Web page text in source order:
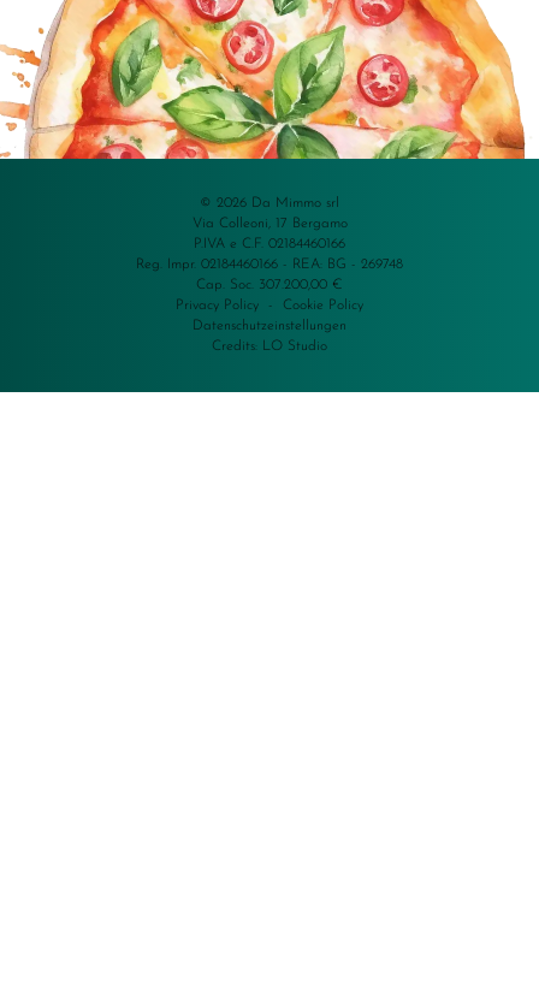
© 2026 Da Mimmo srl
Via Colleoni, 17 Bergamo
P.IVA e C.F. 02184460166
Reg. Impr. 02184460166 - REA: BG - 269748
Cap. Soc. 307.200,00 €
Privacy Policy - Cookie Policy
Datenschutzeinstellungen
Credits:
LO Studio